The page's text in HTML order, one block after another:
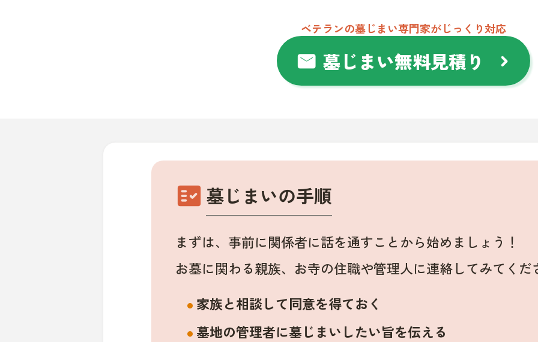
ベテランの墓じまい専門家がじっくり対応
mail 墓じまい無料見積り chevron_right
fact_check 墓じまいの手順
まずは、事前に関係者に話を通すことから始めましょう！
お墓に関わる親族、お寺の住職や管理人に連絡してみてくだ
家族と相談して同意を得ておく
墓地の管理者に墓じまいしたい旨を伝える